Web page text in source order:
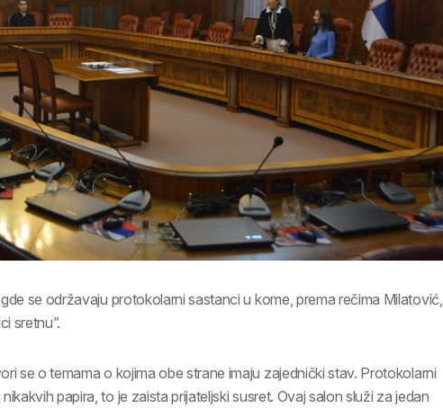
se održavaju protokolarni sastanci u kome, prema rečima Milatović,
sretnu”.
se o temama o kojima obe strane imaju zajednički stav. Protokolarni
papira, to je zaista prijateljski susret. Ovaj salon služi za jedan